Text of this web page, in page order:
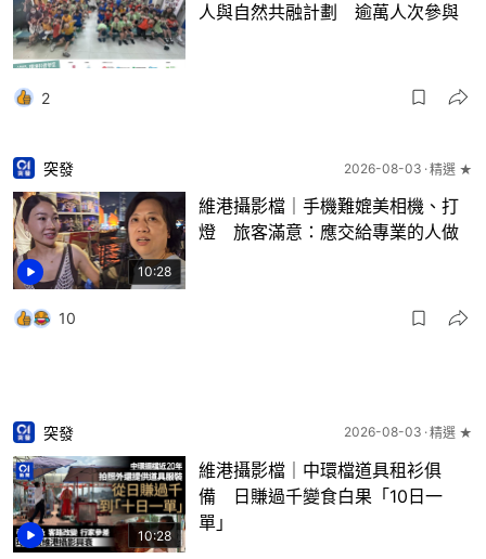
人與自然共融計劃 逾萬人次參與
2
10:28
突發 2026-08-03 精選 ★
維港攝影檔｜手機難媲美相機、打
燈 旅客滿意：應交給專業的人做
10
10:28
突發 2026-08-03 精選 ★
維港攝影檔｜中環檔道具租衫俱
備 日賺過千變食白果「10日一
單」